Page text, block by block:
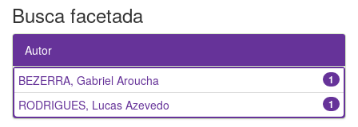
Busca facetada
Autor
1
BEZERRA, Gabriel Aroucha
1
RODRIGUES, Lucas Azevedo